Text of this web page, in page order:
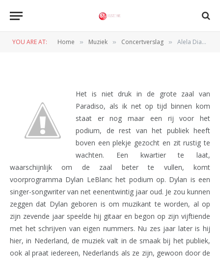
YOU ARE AT: Home » Muziek » Concertverslag » Alela Diane (Paradiso, Amsterdam 04-05-2011)
Alela Diane (Paradiso,
Het is niet druk in de grote zaal van
Paradiso, als ik net op tijd binnen kom
staat er nog maar een rij voor het
podium, de rest van het publiek heeft
boven een plekje gezocht en zit rustig te
wachten. Een kwartier te laat,
waarschijnlijk om de zaal beter te vullen, komt
voorprogramma Dylan LeBlanc het podium op. Dylan is een
singer-songwriter van net eenentwintig jaar oud. Je zou kunnen
zeggen dat Dylan geboren is om muzikant te worden, al op
zijn zevende jaar speelde hij gitaar en begon op zijn vijftiende
met het schrijven van eigen nummers. Nu zes jaar later is hij
hier, in Nederland, de muziek valt in de smaak bij het publiek,
ook al praat iedereen, Nederlands als ze zijn, gewoon door de